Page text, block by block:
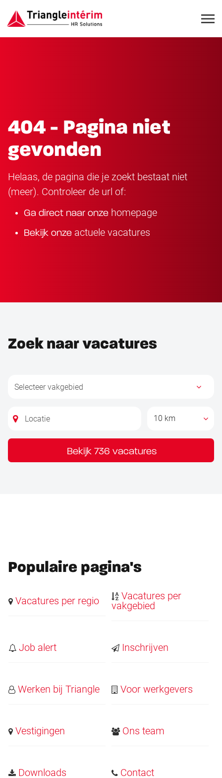
404 - Pagina niet
gevonden
Helaas, de pagina die je zoekt bestaat niet
(meer). Controleer de url of:
Ga direct naar onze homepage
Bekijk onze actuele vacatures
Zoek naar vacatures
10 km
Bekijk 736 vacatures
Populaire pagina's
Vacatures per regio
Vacatures per
vakgebied
Job alert Inschrijven
Werken bij Triangle Voor werkgevers
Vestigingen Ons team
Downloads Contact